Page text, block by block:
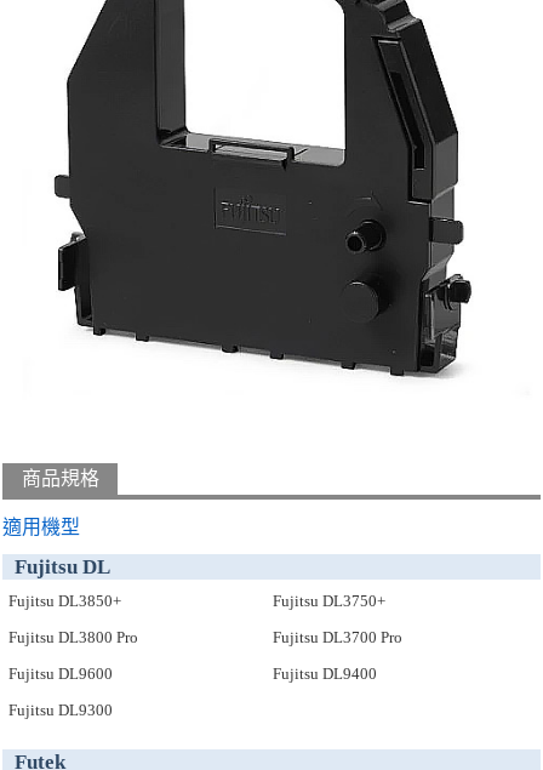
商品規格
適用機型
Fujitsu DL
Fujitsu DL3850+
Fujitsu DL3750+
Fujitsu DL3800 Pro
Fujitsu DL3700 Pro
Fujitsu DL9600
Fujitsu DL9400
Fujitsu DL9300
Futek